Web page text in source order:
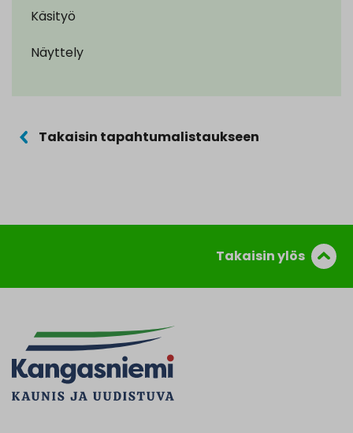
Käsityö
Näyttely
Takaisin tapahtumalistaukseen
Takaisin ylös